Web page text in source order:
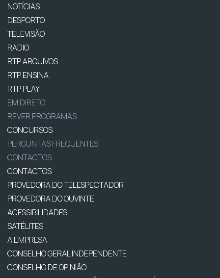
NOTÍCIAS
DESPORTO
TELEVISÃO
RÁDIO
RTP ARQUIVOS
RTP ENSINA
RTP PLAY
EM DIRETO
REVER PROGRAMAS
CONCURSOS
PERGUNTAS FREQUENTES
CONTACTOS
CONTACTOS
PROVEDORA DO TELESPECTADOR
PROVEDORA DO OUVINTE
ACESSIBILIDADES
SATÉLITES
A EMPRESA
CONSELHO GERAL INDEPENDENTE
CONSELHO DE OPINIÃO